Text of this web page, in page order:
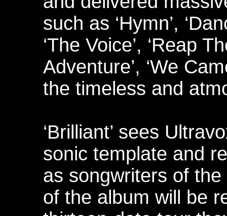
such as ‘Hymn’,
‘The Voice’, ‘Reap
Adventure’, ‘We
the timeless and
‘Brilliant’ sees
sonic template and
as songwriters of
of the album will be